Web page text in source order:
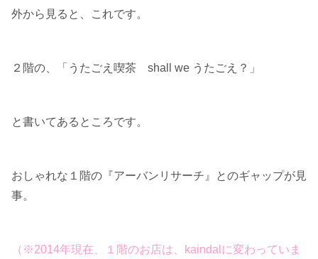
外から見ると、これです。
２階の、「うたごえ喫茶 shall we うたごえ？」
と書いてあるところです。
おしゃれな１階の『アーバンリサーチ』とのギャップが見
事。
（※2014年現在、１階のお店は、kaindalに変わっていま